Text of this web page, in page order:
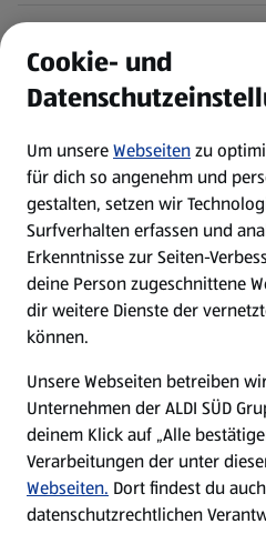
Newsletter
WhatsApp
Über ALDI SÜD
Filialen
Nachhaltigkeit
Karriere
Cookie- und
Um unsereWebseitenzu
für dich so angenehm und
gestalten, setzen wir
Surfverhalten erfassen und
Erkenntnisse zur Seiten-
deine Person zugeschnittene
dir weitere Dienste der
können.
Unsere Webseiten betreiben
Unternehmen der ALDI SÜD
deinem Klick auf „Alle
Verarbeitungen der unter
Webseiten. Dort findest du
datenschutzrechtlichen